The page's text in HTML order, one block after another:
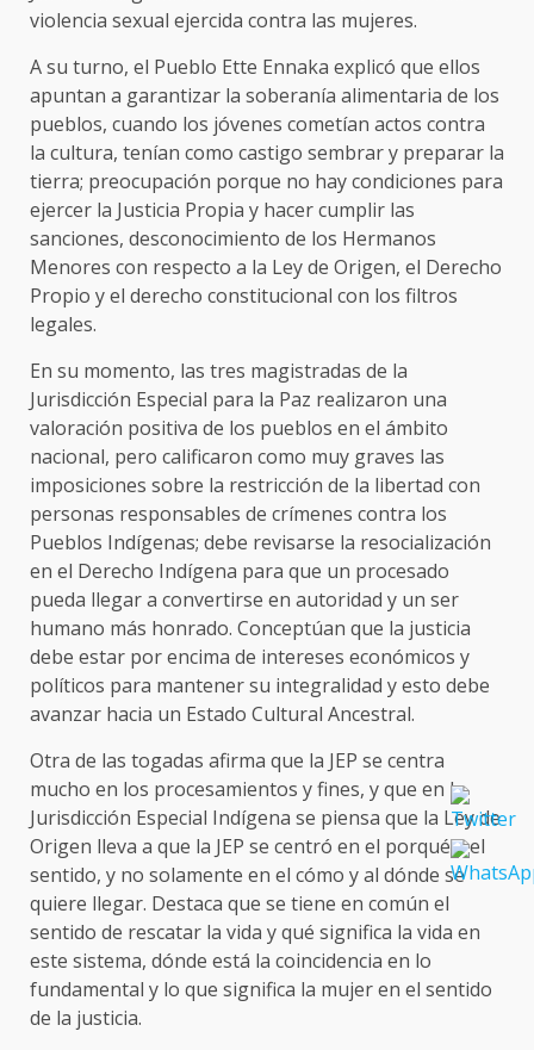
violencia sexual ejercida contra las mujeres.
A su turno, el Pueblo Ette Ennaka explicó que ellos
apuntan a garantizar la soberanía alimentaria de los
pueblos, cuando los jóvenes cometían actos contra
la cultura, tenían como castigo sembrar y preparar la
tierra; preocupación porque no hay condiciones para
ejercer la Justicia Propia y hacer cumplir las
sanciones, desconocimiento de los Hermanos
Menores con respecto a la Ley de Origen, el Derecho
Propio y el derecho constitucional con los filtros
legales.
En su momento, las tres magistradas de la
Jurisdicción Especial para la Paz realizaron una
valoración positiva de los pueblos en el ámbito
nacional, pero calificaron como muy graves las
imposiciones sobre la restricción de la libertad con
personas responsables de crímenes contra los
Pueblos Indígenas; debe revisarse la resocialización
en el Derecho Indígena para que un procesado
pueda llegar a convertirse en autoridad y un ser
humano más honrado. Conceptúan que la justicia
debe estar por encima de intereses económicos y
políticos para mantener su integralidad y esto debe
avanzar hacia un Estado Cultural Ancestral.
Otra de las togadas afirma que la JEP se centra
mucho en los procesamientos y fines, y que en la
Jurisdicción Especial Indígena se piensa que la Ley de
Origen lleva a que la JEP se centró en el porqué y el
sentido, y no solamente en el cómo y al dónde se
quiere llegar. Destaca que se tiene en común el
sentido de rescatar la vida y qué significa la vida en
este sistema, dónde está la coincidencia en lo
fundamental y lo que significa la mujer en el sentido
de la justicia.